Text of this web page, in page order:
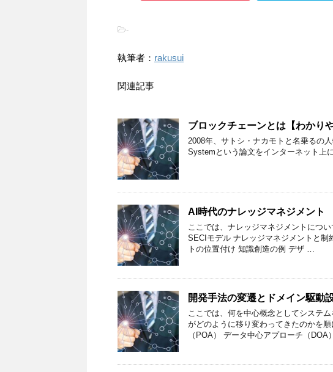
-
執筆者： rakusui
関連記事
ブロックチェーンとは【わかり
2008年、サトシ・ナカモトと名乗るの
Systemという論文をインターネット上
AI時代のナレッジマネジメント
ここでは、ナレッジマネジメントにつ
SECIモデル ナレッジマネジメントと制
トの位置付け 知識創造の例 デザ …
開発手法の変遷とドメイン駆動
ここでは、何を中心概念としてシステ
がどのように移り変わってきたのかを
（POA） データ中心アプローチ（